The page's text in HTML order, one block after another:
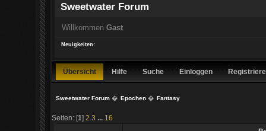
Sweetwater Forum
Willkommen Gast
Neuigkeiten:
Übersicht Hilfe Suche Einloggen
Sweetwater Forum� Epochen� Fantasy
Seiten: [1]2 3
16